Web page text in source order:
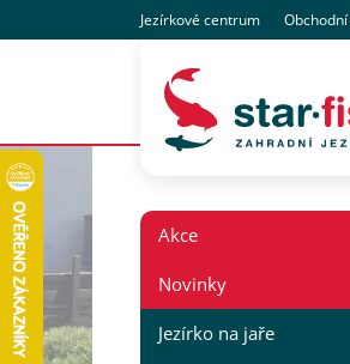
Jezírkové centrum Obchodní
Akce
Novinky
Jezírko na jaře